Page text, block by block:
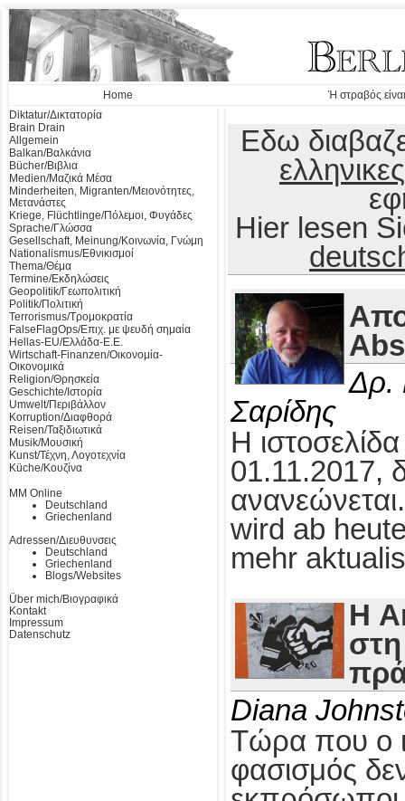
Home
Ή στραβός
Diktatur/Δικτατορία
Brain Drain
Allgemein
Balkan/Βαλκάνια
Bücher/Βιβλια
Medien/Μαζικά Μέσα
Minderheiten, Migranten/Μειονότητες,
Μετανάστες
Kriege, Flüchtlinge/Πόλεμοι, Φυγάδες
Sprache/Γλώσσα
Gesellschaft, Meinung/Κοινωνία, Γνώμη
Nationalismus/Εθνικισμοί
Thema/Θέμα
Termine/Εκδηλώσεις
Geopolitik/Γεωπολιτική
Politik/Πολιτική
Terrorismus/Τρομοκρατία
FalseFlagOps/Επιχ. με ψευδή σημαία
Hellas-EU/Ελλάδα-Ε.Ε.
Wirtschaft-Finanzen/Οικονομία-
Οικονομικά
Religion/Θρησκεία
Geschichte/Ιστορία
Umwelt/Περιβάλλον
Korruption/Διαφθορά
Reisen/Ταξιδιωτικά
Musik/Μουσική
Kunst/Τέχνη, Λογοτεχνία
Küche/Κουζίνα
MM Online
Deutschland
Griechenland
Adressen/Διευθυνσεις
Deutschland
Griechenland
Blogs/Websites
Über mich/Βιογραφικά
Kontakt
Impressum
Datenschutz
Εδω
ελληνικες
Hier lesen
Δρ.
Σαρίδης
Η
01.11.2017,
wird ab
mehr
Η
Diana
Τώρα που ο
φασισμός